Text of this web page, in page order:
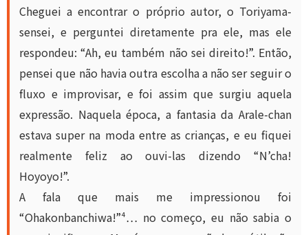
Cheguei a encontrar o próprio autor, o Toriyama-
sensei, e perguntei diretamente pra ele, mas ele
respondeu: “Ah, eu também não sei direito!”. Então,
pensei que não havia outra escolha a não ser seguir o
fluxo e improvisar, e foi assim que surgiu aquela
expressão. Naquela época, a fantasia da Arale-chan
estava super na moda entre as crianças, e eu fiquei
realmente feliz ao ouvi-las dizendo “N’cha!
Hoyoyo!”.
A fala que mais me impressionou foi
“Ohakonbanchiwa!”⁴… no começo, eu não sabia o